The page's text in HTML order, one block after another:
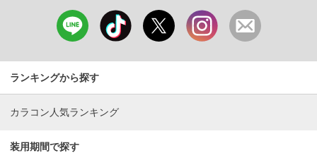
ランキングから探す
カラコン人気ランキング
装用期間で探す